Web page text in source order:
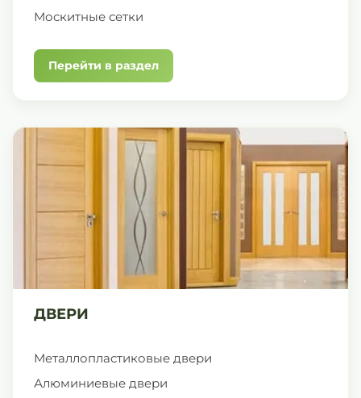
Москитные сетки
Перейти в раздел
ДВЕРИ
Металлопластиковые двери
Алюминиевые двери